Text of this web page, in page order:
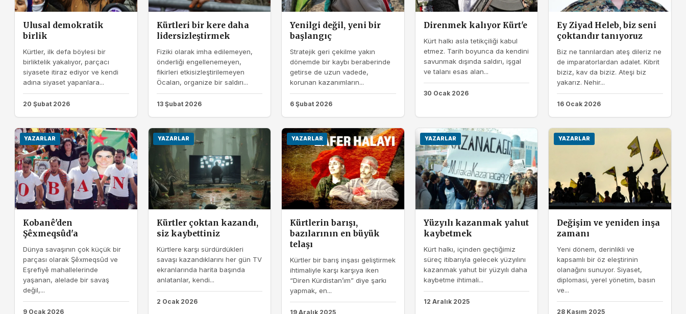
Ulusal demokratik
birlik
Kürtler, ilk defa böylesi bir
birliktelik yakalıyor, parçacı
siyasete itiraz ediyor ve kendi
adına siyaset yapanlara...
20 Şubat 2026
Kürtleri bir kere daha
lidersizleştirmek
Fiziki olarak imha edilemeyen,
önderliği engellenemeyen,
fikirleri etkisizleştirilemeyen
Öcalan, organize bir saldırı...
13 Şubat 2026
Yenilgi değil, yeni bir
başlangıç
Stratejik geri çekilme yakın
dönemde bir kaybı beraberinde
getirse de uzun vadede,
korunan kazanımların...
6 Şubat 2026
Direnmek kalıyor Kürt'e
Kürt halkı asla tetikçiliği kabul
etmez. Tarih boyunca da kendini
savunmak dışında saldırı, işgal
ve talanı esas alan...
30 Ocak 2026
Ey Ziyad Heleb, biz seni
çoktandır tanıyoruz
Biz ne tanrılardan ateş dileriz ne
de imparatorlardan adalet. Kibrit
biziz, kav da biziz. Ateşi biz
yakarız. Nehir...
16 Ocak 2026
YAZARLAR
Kobanê'den
Şêxmeqsûd'a
Dünya savaşının çok küçük bir
parçası olarak Şêxmeqsûd ve
Eşrefiyê mahallelerinde
yaşanan, alelade bir savaş
değil,...
9 Ocak 2026
YAZARLAR
Kürtler çoktan kazandı,
siz kaybettiniz
Kürtlere karşı sürdürdükleri
savaşı kazandıklarını her gün TV
ekranlarında harita başında
anlatanlar, kendi...
2 Ocak 2026
YAZARLAR
Kürtlerin barışı,
bazılarının en büyük
telaşı
Kürtler bir barış inşası geliştirmek
ihtimaliyle karşı karşıya iken
“Diren Kürdistan’ım” diye şarkı
yapmak, en...
19 Aralık 2025
YAZARLAR
Yüzyılı kazanmak yahut
kaybetmek
Kürt halkı, içinden geçtiğimiz
süreç itibarıyla gelecek yüzyılını
kazanmak yahut bir yüzyılı daha
kaybetme ihtimali...
12 Aralık 2025
YAZARLAR
Değişim ve yeniden inşa
zamanı
Yeni dönem, derinlikli ve
kapsamlı bir öz eleştirinin
olanağını sunuyor. Siyaset,
diplomasi, yerel yönetim, basın
ve...
28 Kasım 2025